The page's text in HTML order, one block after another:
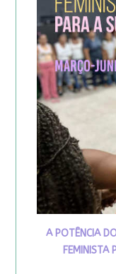
A POTÊNCIA
FEMINISTA